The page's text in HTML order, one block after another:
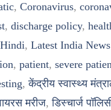
, Coronavirus,
, discharge policy,
, Latest India
, patient, severe
,केंद्रीय स्वास्थ्य
मरीज,डिस्चार्ज